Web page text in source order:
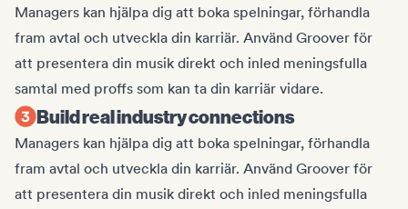
Managers kan hjälpa dig att boka spelningar, förhandla
fram avtal och utveckla din karriär. Använd Groover för
att presentera din musik direkt och inled meningsfulla
samtal med proffs som kan ta din karriär vidare.
Build real industry connections
Managers kan hjälpa dig att boka spelningar, förhandla
fram avtal och utveckla din karriär. Använd Groover för
att presentera din musik direkt och inled meningsfulla